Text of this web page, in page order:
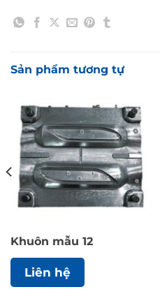
Sản phẩm tương tự
Khuôn mẫu 12
Liên hệ